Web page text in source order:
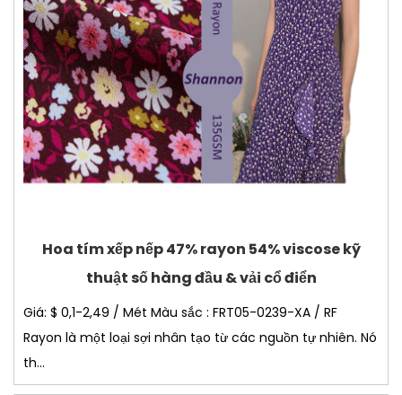
Hoa tím xếp nếp 47% rayon 54% viscose kỹ
thuật số hàng đầu & vải cổ điển
Giá: $ 0,1-2,49 / Mét Màu sắc : FRT05-0239-XA / RF
Rayon là một loại sợi nhân tạo từ các nguồn tự nhiên. Nó
th...